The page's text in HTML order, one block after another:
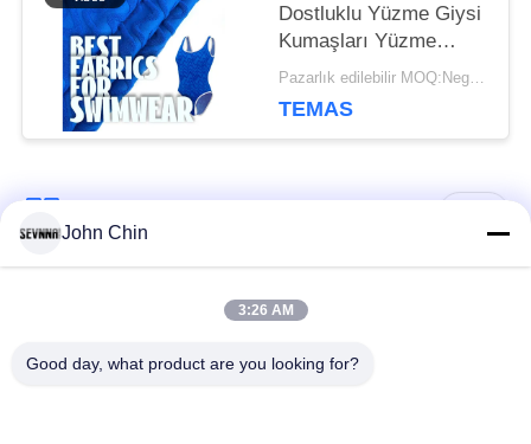
Dostluklu Yüzme Giysi
Kumaşları Yüzme
Giysi İşletmeleri İçin
Pazarlık edilebilir MOQ:Negotiable
TEMAS
Geri dönüşümlü
John Chin
3:26 AM
Good day, what product are you looking for?